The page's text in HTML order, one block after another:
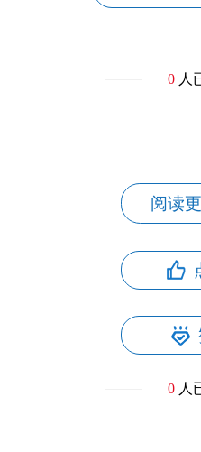
0人
阅读
0人